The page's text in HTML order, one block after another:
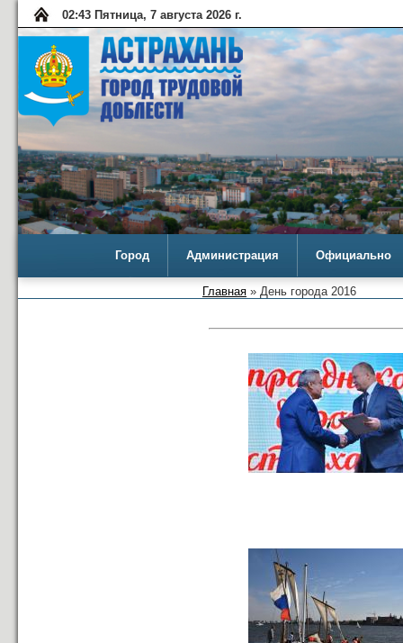
02:43 Пятница, 7 августа 2026 г.
Город Администрация Официально
Главная » День города 2016